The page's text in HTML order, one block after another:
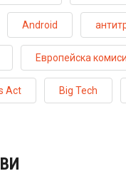
Android
Европейска
Act Big Tech